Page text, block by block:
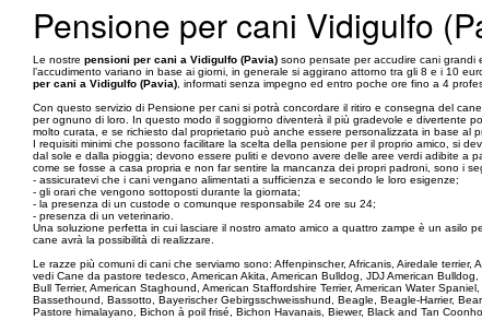
Pensione per cani Vidigulfo
Le nostre pensioni per cani a Vidigulfo (Pavia) sono pensate per accudire cani grandi
l’accudimento variano in base ai giorni, in generale si aggirano attorno tra gli 8 e i 10
per cani a Vidigulfo (Pavia) , informati senza impegno ed entro poche ore fino a 4
Con questo servizio di Pensione per cani si potrà concordare il ritiro e consegna del
per ognuno di loro. In questo modo il soggiorno diventerà il più gradevole e divertente
molto curata, e se richiesto dal proprietario può anche essere personalizzata in base
I requisiti minimi che possono facilitare la scelta della pensione per il proprio amico, si
dal sole e dalla pioggia; devono essere puliti e devono avere delle aree verdi adibite a
come se fosse a casa propria e non far sentire la mancanza dei propri padroni, sono i
- assicuratevi che i cani vengano alimentati a sufficienza e secondo le loro esigenze;
- gli orari che vengono sottoposti durante la giornata;
- la presenza di un custode o comunque responsabile 24 ore su 24;
- presenza di un veterinario.
Una soluzione perfetta in cui lasciare il nostro amato amico a quattro zampe è un asilo
cane avrà la possibilità di realizzare.
Le razze più comuni di cani che serviamo sono: Affenpinscher, Africanis, Airedale
vedi Cane da pastore tedesco, American Akita, American Bulldog, JDJ American
Bull Terrier, American Staghound, American Staffordshire Terrier, American Water
Bassethound, Bassotto, Bayerischer Gebirgsschweisshund, Beagle, Beagle-Harrier,
Pastore himalayano, Bichon à poil frisé, Bichon Havanais, Biewer, Black and Tan